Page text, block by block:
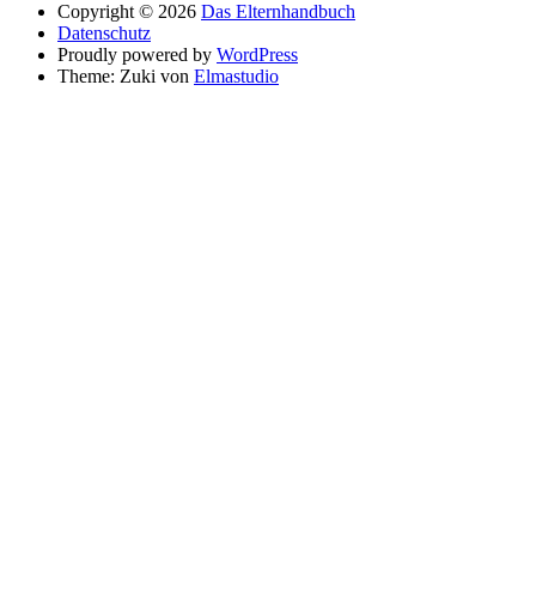
Copyright © 2026 Das Elternhandbuch
Datenschutz
Proudly powered by WordPress
Theme: Zuki von Elmastudio